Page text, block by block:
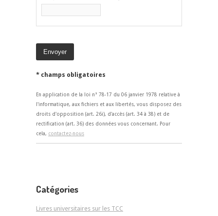
* champs obligatoires
En application de la loi n° 78-17 du 06 janvier 1978 relative à
l'informatique, aux fichiers et aux libertés, vous disposez des
droits d'opposition (art. 26i), d'accès (art. 34 à 38) et de
rectification (art. 36) des données vous concernant. Pour
cela, contactez-nous
Catégories
Livres universitaires sur les TCC